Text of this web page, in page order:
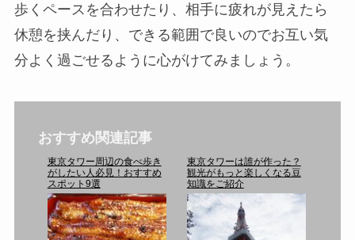
歩くペースを合わせたり、相手に疲れが見えたら
休憩を挟んだり、できる範囲で良いのでお互い気
分よく過ごせるように心がけてみましょう。
おすすめ関連記事
東京タワー周辺の食べ歩き
がしたい人必見！おすすめ
スポット9選
東京タワーは誰が作った？
観光がもっと楽しくなる豆
知識をご紹介